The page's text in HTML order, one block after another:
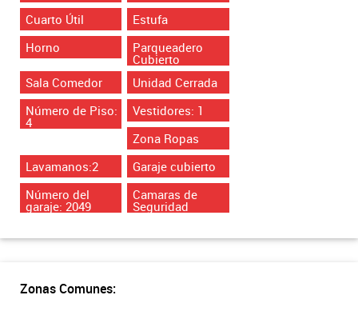
Cuarto Útil
Estufa
Horno
Parqueadero
Cubierto
Sala Comedor
Unidad Cerrada
Número de Piso:
4
Vestidores: 1
Zona Ropas
Lavamanos:2
Garaje cubierto
Número del
garaje: 2049
Camaras de
Seguridad
Zonas Comunes: